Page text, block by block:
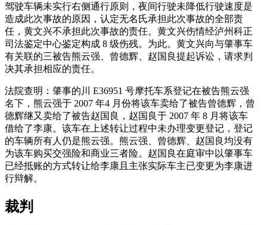
驾驶车辆未实行右侧通行原则，夜间行驶未降低行驶速度是
造成此次事故的原因，认定无名氏承担此次事故的全部责
任，黄文兴不承担此次事故的责任。黄文兴伤情经泸州科正
司法鉴定中心鉴定构成 8 级伤残。为此。黄文兴向与肇事车
有关联的三被告熊云强、曾德辉、赵国良提起诉讼，请求判
决其承担相应的责任。
法院查明：肇事的川 E36951 号摩托车系登记在被告熊云强
名下，熊云强于 2007 年4 月份将该车卖给了被告曾德辉，曾
德辉继又卖给了被告赵国良，赵国良于 2007 年 8 月将该车
借给了李康。该车在上述转让过程中未办理变更登记，登记
的车辆所有人仍是熊云强。熊云强、曾德辉、赵国良均没有
为该车购买交强险和商业三者险。赵国良在庭审中以肇事车
已经抵账的方式转让给李康且主张实际车主已变更为李康进
行辩解。
裁判